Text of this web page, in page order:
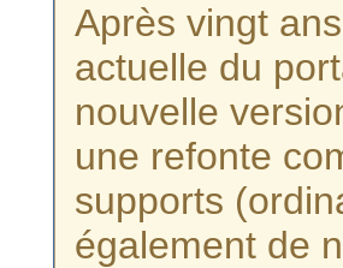
Après vingt
actuelle du
nouvelle
une refonte
supports
également de